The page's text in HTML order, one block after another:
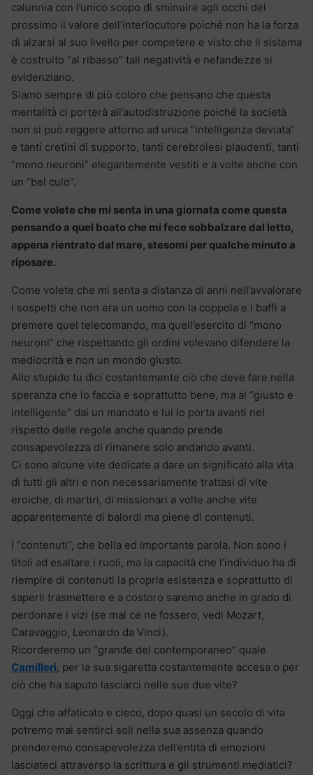
calunnia con l’unico scopo di sminuire agli occhi del
prossimo il valore dell’interlocutore poiché non ha la forza
di alzarsi al suo livello per competere e visto che il sistema
è costruito “al ribasso” tali negatività e nefandezze si
evidenziano.
Siamo sempre di più coloro che pensano che questa
mentalità ci porterà all’autodistruzione poiché la società
non si può reggere attorno ad unica “intelligenza deviata”
e tanti cretini di supporto, tanti cerebrolesi plaudenti, tanti
“mono neuroni” elegantemente vestiti e a volte anche con
un “bel culo”.
Come volete che mi senta in una giornata come questa
pensando a quel boato che mi fece sobbalzare dal letto,
appena rientrato dal mare, stesomi per qualche minuto a
riposare.
Come volete che mi senta a distanza di anni nell’avvalorare
i sospetti che non era un uomo con la coppola e i baffi a
premere quel telecomando, ma quell’esercito di “mono
neuroni” che rispettando gli ordini volevano difendere la
mediocrità e non un mondo giusto.
Allo stupido tu dici costantemente ciò che deve fare nella
speranza che lo faccia e soprattutto bene, ma al “giusto e
intelligente” dai un mandato e lui lo porta avanti nel
rispetto delle regole anche quando prende
consapevolezza di rimanere solo andando avanti.
Ci sono alcune vite dedicate a dare un significato alla vita
di tutti gli altri e non necessariamente trattasi di vite
eroiche, di martiri, di missionari a volte anche vite
apparentemente di balordi ma piene di contenuti.
I “contenuti”, che bella ed importante parola. Non sono i
titoli ad esaltare i ruoli, ma la capacità che l’individuo ha di
riempire di contenuti la propria esistenza e soprattutto di
saperli trasmettere e a costoro saremo anche in grado di
perdonare i vizi (se mai ce ne fossero, vedi Mozart,
Caravaggio, Leonardo da Vinci).
Ricorderemo un “grande del contemporaneo” quale
Camilleri, per la sua sigaretta costantemente accesa o per
ciò che ha saputo lasciarci nelle sue due vite?
Oggi che affaticato e cieco, dopo quasi un secolo di vita
potremo mai sentirci soli nella sua assenza quando
prenderemo consapevolezza dell’entità di emozioni
lasciateci attraverso la scrittura e gli strumenti mediatici?